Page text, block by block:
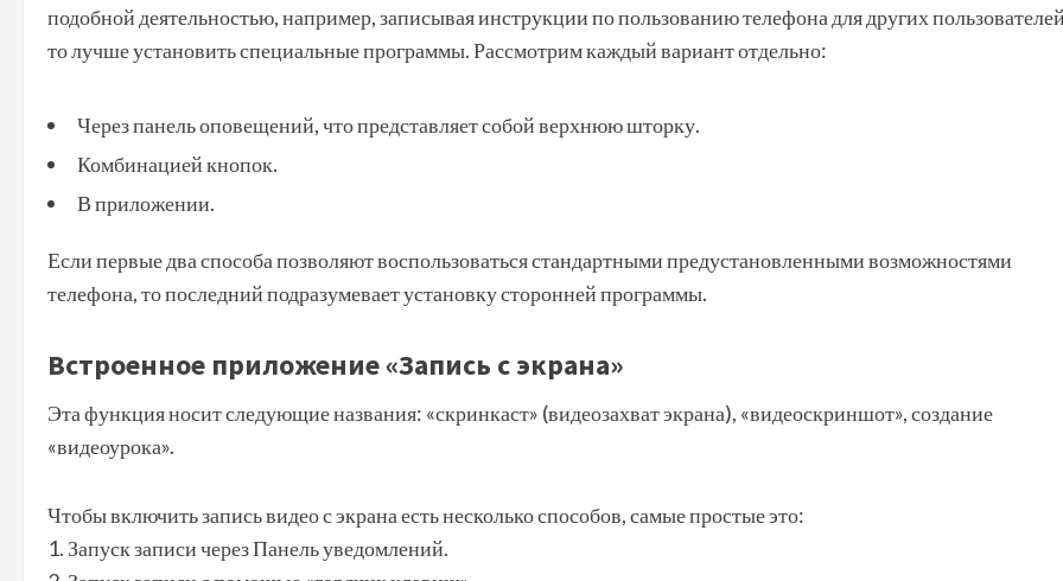
подобной деятельностью, например, записывая инструкции по пользованию телефона для других
то лучше установить специальные программы. Рассмотрим каждый вариант отдельно:
Через панель оповещений, что представляет собой верхнюю шторку.
Комбинацией кнопок.
В приложении.
Если первые два способа позволяют воспользоваться стандартными предустановленными возможностями
телефона, то последний подразумевает установку сторонней программы.
Встроенное приложение «Запись с экрана»
Эта функция носит следующие названия: «скринкаст» (видеозахват экрана), «видеоскриншот», создание
«видеоурока».
Чтобы включить запись видео с экрана есть несколько способов, самые простые это:
1. Запуск записи через Панель уведомлений.